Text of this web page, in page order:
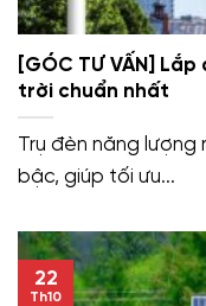
[GÓC TƯ VẤN]
trời chuẩn nhất
Trụ đèn năng
bậc, giúp tối ưu...
22
Th10